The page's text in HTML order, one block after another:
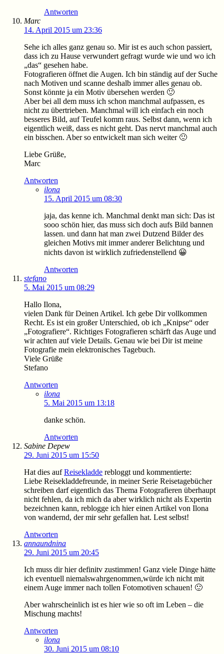
Antworten
Marc
14. April 2015 um 23:36
Sehe ich alles ganz genau so. Mir ist es auch schon passiert,
dass ich zu Hause verwundert gefragt wurde wie und wo ich
„das“ gesehen habe.
Fotografieren öffnet die Augen. Ich bin ständig auf der Suche
nach Motiven und scanne deshalb immer alles genau ob.
Sonst könnte ja ein Motiv übersehen werden 🙂
Aber bei all dem muss ich schon manchmal aufpassen, es
nicht zu übertrieben. Manchmal will ich einfach ein noch
besseres Bild, auf Teufel komm raus. Selbst dann, wenn ich
eigentlich weiß, dass es nicht geht. Das nervt manchmal auch
ein bisschen. Aber so entwickelt man sich weiter 🙂
Liebe Grüße,
Marc
Antworten
ilona
15. April 2015 um 08:30
jaja, das kenne ich. Manchmal denkt man sich: Das ist
sooo schön hier, das muss sich doch aufs Bild bannen
lassen. und dann hat man zwei Dutzend Bilder des
gleichen Motivs mit immer anderer Belichtung und
nichts davon ist wirklich zufriedenstellend 😀
Antworten
stefano
5. Mai 2015 um 08:29
Hallo Ilona,
vielen Dank für Deinen Artikel. Ich gebe Dir vollkommen
Recht. Es ist ein großer Unterschied, ob ich „Knipse“ oder
„Fotografiere“. Richtiges Fotografieren schärft das Auge und
wir achten auf viele Details. Genau wie bei Dir ist meine
Fotografie mein elektronisches Tagebuch.
Viele Grüße
Stefano
Antworten
ilona
5. Mai 2015 um 13:18
danke schön.
Antworten
Sabine Depew
29. Juni 2015 um 15:50
Hat dies aufReisekladde rebloggt und kommentierte:
Liebe Reisekladdefreunde, in meiner Serie Reisetagebücher
schreiben darf eigentlich das Thema Fotografieren überhaupt
nicht fehlen, da ich mich da aber wirklich nicht als Expertin
bezeichnen kann, reblogge ich hier einen Artikel von Ilona
von wandernd, der mir sehr gefallen hat. Lest selbst!
Antworten
annaundnina
29. Juni 2015 um 20:45
Ich muss dir hier definitv zustimmen! Ganz viele Dinge hätte
ich eventuell niemalswahrgenommen,würde ich nicht mit
einem Auge immer nach tollen Fotomotiven schauen! 🙂
Aber wahrscheinlich ist es hier wie so oft im Leben – die
Mischung machts!
Antworten
ilona
30. Juni 2015 um 08:10